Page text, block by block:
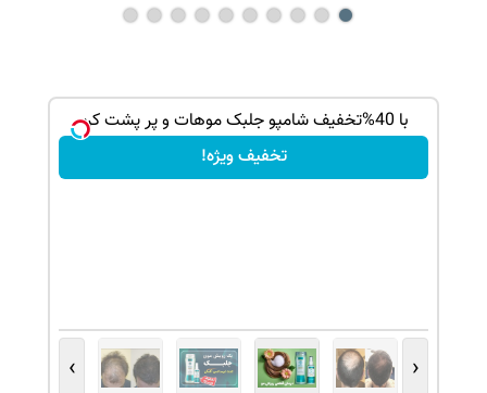
با 40%تخفیف شامپو جلبک موهات و پر پشت کن
تخفیف ویژه!
‹
›